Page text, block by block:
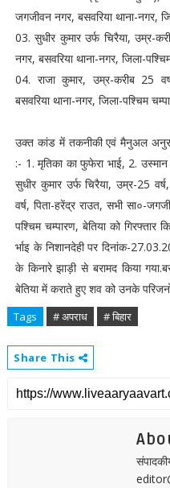
जगजीवन नगर, बसवरिया थाना-नगर,
03. सुधीर कुमार उर्फ चिरैया, उम्र-
नगर, बसवरिया थाना-नगर, जिला-
04. राजा कुमार, उम्र-करीब 25
बसवरिया थाना-नगर, जिला-पश्चिम
उक्त कांड में तकनीकी एवं मैनुअल
:- 1. मृतिका का फुफेरा भाई, 2.
सुधीर कुमार उर्फ चिरैया, उम्र-25
वर्ष, पिता-हरेंद्र राउत, सभी सा०-
पश्चिम चम्पारण, बेतिया को
र्भाइ के निशानदेही पर दिनांक-
के किनारे झाड़ी से बरामद किया
बेतिया में कराते हुए शव को उनके
Tags # अपराध # बिहार
Share This